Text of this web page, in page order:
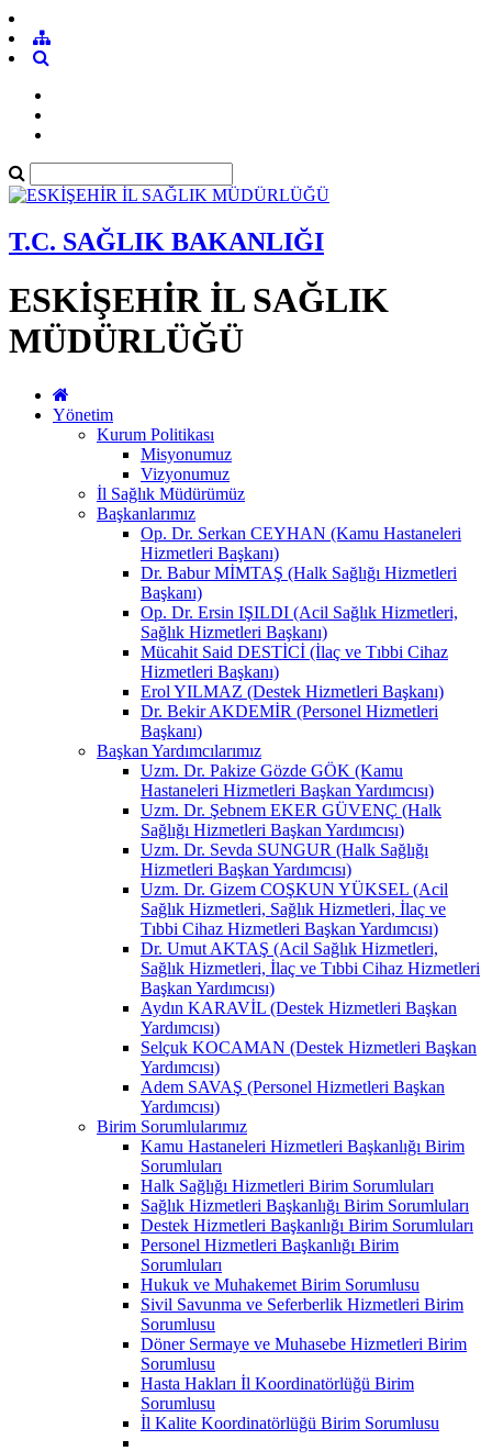
T.C. SAĞLIK BAKANLIĞI
ESKİŞEHİR İL SAĞLIK
MÜDÜRLÜĞÜ
Yönetim
Kurum Politikası
Misyonumuz
Vizyonumuz
İl Sağlık Müdürümüz
Başkanlarımız
Op. Dr. Serkan CEYHAN (Kamu Hastaneleri
Hizmetleri Başkanı)
Dr. Babur MİMTAŞ (Halk Sağlığı Hizmetleri
Başkanı)
Op. Dr. Ersin IŞILDI (Acil Sağlık Hizmetleri,
Sağlık Hizmetleri Başkanı)
Mücahit Said DESTİCİ (İlaç ve Tıbbi Cihaz
Hizmetleri Başkanı)
Erol YILMAZ (Destek Hizmetleri Başkanı)
Dr. Bekir AKDEMİR (Personel Hizmetleri
Başkanı)
Başkan Yardımcılarımız
Uzm. Dr. Pakize Gözde GÖK (Kamu
Hastaneleri Hizmetleri Başkan Yardımcısı)
Uzm. Dr. Şebnem EKER GÜVENÇ (Halk
Sağlığı Hizmetleri Başkan Yardımcısı)
Uzm. Dr. Sevda SUNGUR (Halk Sağlığı
Hizmetleri Başkan Yardımcısı)
Uzm. Dr. Gizem COŞKUN YÜKSEL (Acil
Sağlık Hizmetleri, Sağlık Hizmetleri, İlaç ve
Tıbbi Cihaz Hizmetleri Başkan Yardımcısı)
Dr. Umut AKTAŞ (Acil Sağlık Hizmetleri,
Sağlık Hizmetleri, İlaç ve Tıbbi Cihaz Hizmetleri
Başkan Yardımcısı)
Aydın KARAVİL (Destek Hizmetleri Başkan
Yardımcısı)
Selçuk KOCAMAN (Destek Hizmetleri Başkan
Yardımcısı)
Adem SAVAŞ (Personel Hizmetleri Başkan
Yardımcısı)
Birim Sorumlularımız
Kamu Hastaneleri Hizmetleri Başkanlığı Birim
Sorumluları
Halk Sağlığı Hizmetleri Birim Sorumluları
Sağlık Hizmetleri Başkanlığı Birim Sorumluları
Destek Hizmetleri Başkanlığı Birim Sorumluları
Personel Hizmetleri Başkanlığı Birim
Sorumluları
Hukuk ve Muhakemet Birim Sorumlusu
Sivil Savunma ve Seferberlik Hizmetleri Birim
Sorumlusu
Döner Sermaye ve Muhasebe Hizmetleri Birim
Sorumlusu
Hasta Hakları İl Koordinatörlüğü Birim
Sorumlusu
İl Kalite Koordinatörlüğü Birim Sorumlusu